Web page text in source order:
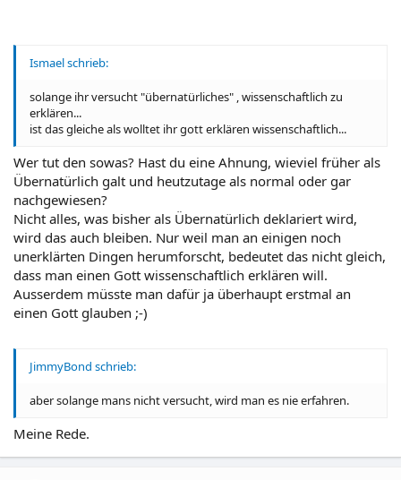
Ismael schrieb:
solange ihr versucht "übernatürliches" , wissenschaftlich zu
erklären...
ist das gleiche als wolltet ihr gott erklären wissenschaftlich...
Wer tut den sowas? Hast du eine Ahnung, wieviel früher als
Übernatürlich galt und heutzutage als normal oder gar
nachgewiesen?
Nicht alles, was bisher als Übernatürlich deklariert wird,
wird das auch bleiben. Nur weil man an einigen noch
unerklärten Dingen herumforscht, bedeutet das nicht gleich,
dass man einen Gott wissenschaftlich erklären will.
Ausserdem müsste man dafür ja überhaupt erstmal an
einen Gott glauben ;-)
JimmyBond schrieb:
aber solange mans nicht versucht, wird man es nie erfahren.
Meine Rede.